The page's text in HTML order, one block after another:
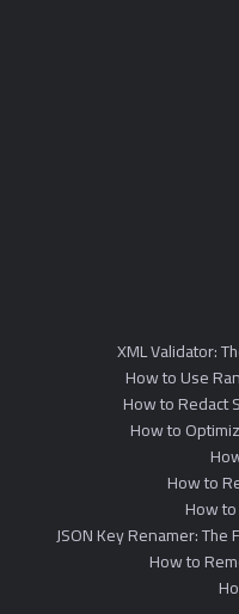
XML Validator:
How to Use
How to Redact
How to
How to
How
JSON Key Renamer:
How to